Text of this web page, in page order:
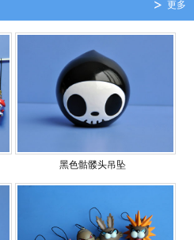
更多
黑色骷髅头吊坠